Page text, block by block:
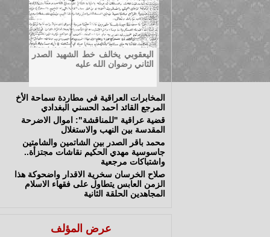
اليعقوبي يخالف خط الشهيد الصدر
الثاني رضوان الله عليه
المخابرات العراقية في مطاردة سماحة الأخ
المرجع القائد احمد الحسني البغدادي
قضية عراقية "للمناقشة": اموال الاضرحة
المقدسة بين النهب والاستغلال
محمد باقر الصدر بين الشاتمين والشامتين
جاسوسية مهدي الحكيم نقاشات مجتزأة..
واشتباكات مرجعية
صلاح الخرسان سخرية الاقدار واضحوكة هذا
الزمن العابس يتطاول على فقهاء الاسلام
المجاهدين الحلقة الثانية
عرض المؤلف